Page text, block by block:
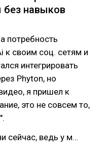
без навыков
потребность
к своим соц. сетям и
интегрировать
Phyton, но
я пришел к
это не совсем то,
сейчас, ведь у м…